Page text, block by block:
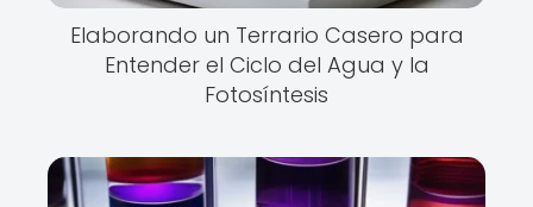
Elaborando un Terrario Casero para
Entender el Ciclo del Agua y la
Fotosíntesis